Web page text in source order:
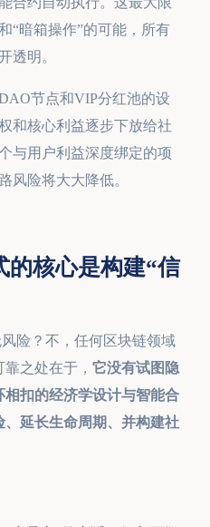
“暗箱操作”的可能，所有
透明。
节点和VIP分红池的设
和核心利益逐步下放给社
与用户利益深度绑定的项
风险将大大降低。
核心是构建“信
险？不，任何区块链领域
之处在于， 它没有试图隐
扣的经济学设计与智能合
延长生命周期、并构建社